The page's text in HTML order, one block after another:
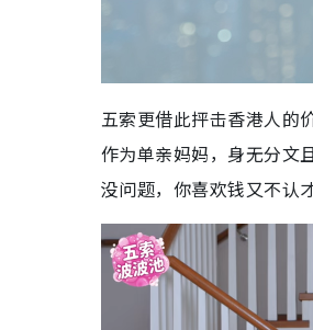
五索更借此抨击香港人的
作为单亲妈妈，身无分文
没问题，你喜欢钱又不认